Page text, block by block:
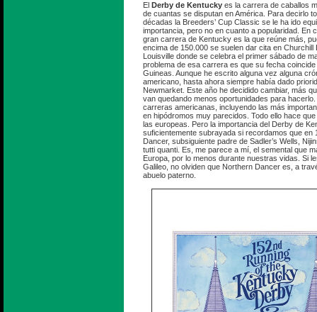
El Derby de Kentucky es la carrera de caballos
de cuantas se disputan en América. Para decirlo
décadas la Breeders’ Cup Classic se le ha ido
importancia, pero no en cuanto a popularidad. En
gran carrera de Kentucky es la que reúne más,
encima de 150.000 se suelen dar cita en Churchill
Louisville donde se celebra el primer sábado de
problema de esa carrera es que su fecha
Guineas. Aunque he escrito alguna vez alguna
americano, hasta ahora siempre había dado
Newmarket. Este año he decidido cambiar, más
van quedando menos oportunidades para
carreras americanas, incluyendo las más
en hipódromos muy parecidos. Todo ello hace
las europeas. Pero la importancia del Derby de
suficientemente subrayada si recordamos que en
Dancer, subsiguiente padre de Sadler’s Wells,
tutti quanti. Es, me parece a mí, el semental que
Europa, por lo menos durante nuestras vidas. Si
Galileo, no olviden que Northern Dancer es, a
abuelo paterno.